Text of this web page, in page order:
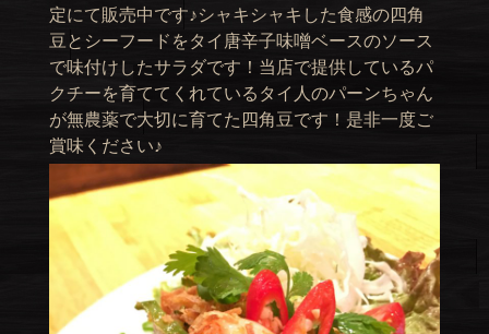
定にて販売中です♪シャキシャキした食感の四角
豆とシーフードをタイ唐辛子味噌ベースのソース
で味付けしたサラダです！当店で提供しているパ
クチーを育ててくれているタイ人のパーンちゃん
が無農薬で大切に育てた四角豆です！是非一度ご
賞味ください♪